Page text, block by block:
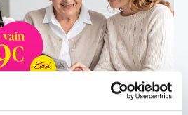
kevättarjouksella